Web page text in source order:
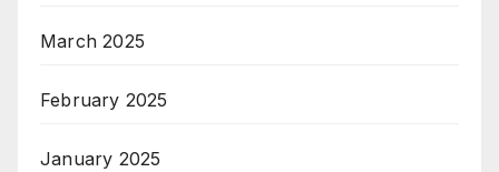
March 2025
February 2025
January 2025